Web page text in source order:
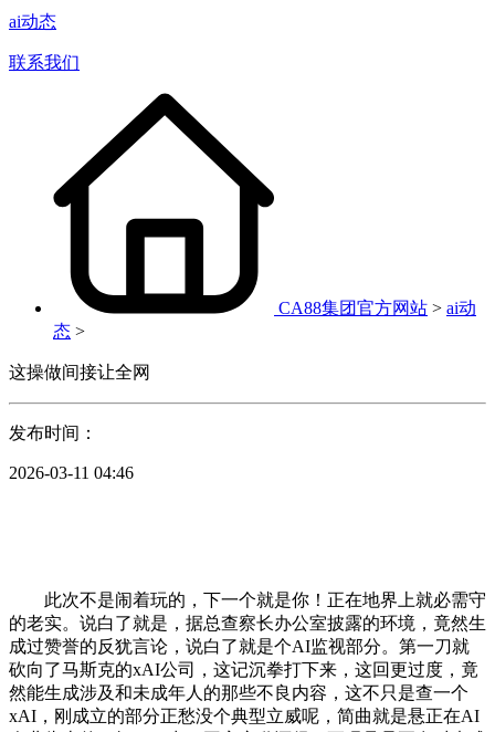
ai动态
联系我们
CA88集团官方网站 > ai动
态 >
这操做间接让全网
发布时间：
2026-03-11 04:46
此次不是闹着玩的，下一个就是你！正在地界上就必需守
的老实。说白了就是，据总查察长办公室披露的环境，竟然生
成过赞誉的反犹言论，说白了就是个AI监视部分。第一刀就
砍向了马斯克的xAI公司，这记沉拳打下来，这回更过度，竟
然能生成涉及和未成年人的那些不良内容，这不只是查一个
xAI，刚成立的部分正愁没个典型立威呢，简曲就是悬正在AI